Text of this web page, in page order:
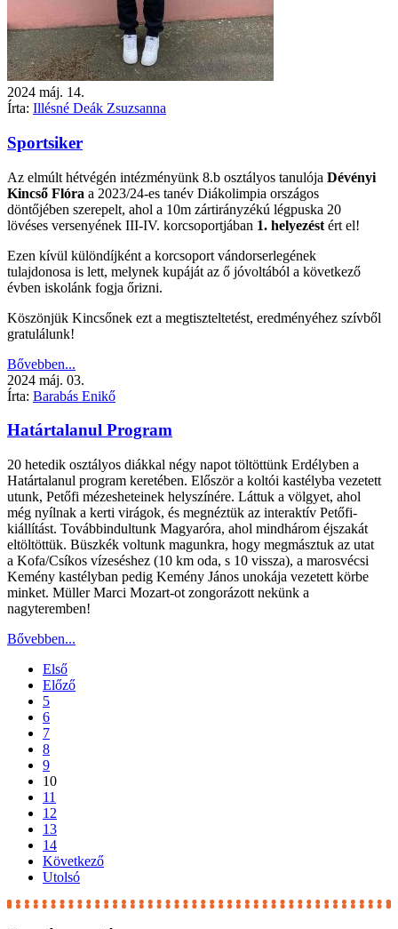
2024 máj. 14.
Írta: Illésné Deák Zsuzsanna
Sportsiker
Az elmúlt hétvégén intézményünk 8.b osztályos tanulója Dévényi
Kincső Flóra a 2023/24-es tanév Diákolimpia országos
döntőjében szerepelt, ahol a 10m zártirányzékú légpuska 20
lövéses versenyének III-IV. korcsoportjában 1. helyezést ért el!
Ezen kívül különdíjként a korcsoport vándorserlegének
tulajdonosa is lett, melynek kupáját az ő jóvoltából a következő
évben iskolánk fogja őrizni.
Köszönjük Kincsőnek ezt a megtiszteltetést, eredményéhez szívből
gratulálunk!
Bővebben...
2024 máj. 03.
Írta: Barabás Enikő
Határtalanul Program
20 hetedik osztályos diákkal négy napot töltöttünk Erdélyben a
Határtalanul program keretében. Először a koltói kastélyba vezetett
utunk, Petőfi mézesheteinek helyszínére. Láttuk a völgyet, ahol
még nyílnak a kerti virágok, és megnéztük az interaktív Petőfi-
kiállítást. Továbbindultunk Magyaróra, ahol mindhárom éjszakát
eltöltöttük. Büszkék voltunk magunkra, hogy megmásztuk az utat
a Kofa/Csíkos vízeséshez (10 km oda, s 10 vissza), a marosvécsi
Kemény kastélyban pedig Kemény János unokája vezetett körbe
minket. Müller Marci Mozart-ot zongorázott nekünk a
nagyteremben!
Bővebben...
Első
Előző
5
6
7
8
9
10
11
12
13
14
Következő
Utolsó